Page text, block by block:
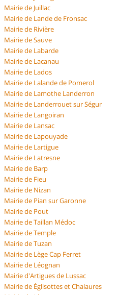
Mairie de Juillac
Mairie de Lande de Fronsac
Mairie de Rivière
Mairie de Sauve
Mairie de Labarde
Mairie de Lacanau
Mairie de Lados
Mairie de Lalande de Pomerol
Mairie de Lamothe Landerron
Mairie de Landerrouet sur Ségur
Mairie de Langoiran
Mairie de Lansac
Mairie de Lapouyade
Mairie de Lartigue
Mairie de Latresne
Mairie de Barp
Mairie de Fieu
Mairie de Nizan
Mairie de Pian sur Garonne
Mairie de Pout
Mairie de Taillan Médoc
Mairie de Temple
Mairie de Tuzan
Mairie de Lège Cap Ferret
Mairie de Léognan
Mairie d'Artigues de Lussac
Mairie de Églisottes et Chalaures